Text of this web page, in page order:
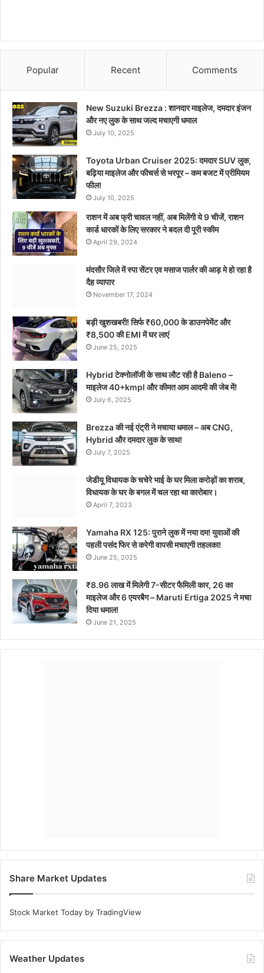
Popular Recent Comments
New Suzuki Brezza : शानदार माइलेज, दमदार इंजन
और नए लुक के साथ जल्द मचाएगी धमाल
July 10, 2025
Toyota Urban Cruiser 2025: दमदार SUV लुक,
बढ़िया माइलेज और फीचर्स से भरपूर – कम बजट में प्रीमियम
फील!
July 10, 2025
राशन में अब फ्री चावल नहीं, अब मिलेंगी ये 9 चीजें, राशन
कार्ड धारकों के लिए सरकार ने बदल दी पूरी स्कीम
April 29, 2024
मंदसौर जिले में स्पा सेंटर एव मसाज पार्लर की आड़ मे हो रहा है
दैह व्यापार
November 17, 2024
बड़ी खुशखबरी! सिर्फ ₹60,000 के डाउनपेमेंट और
₹8,500 की EMI में घर लाएं
June 25, 2025
Hybrid टेक्नोलॉजी के साथ लौट रही है Baleno –
माइलेज 40+kmpl और कीमत आम आदमी की जेब में!
July 6, 2025
Brezza की नई एंट्री ने मचाया धमाल – अब CNG,
Hybrid और दमदार लुक के साथ!
July 7, 2025
जेडीयू विधायक के चचेरे भाई के घर मिला करोड़ों का शराब,
विधायक के घर के बगल में चल रहा था कारोबार।
April 7, 2023
Yamaha RX 125: पुराने लुक में नया दम! युवाओं की
पहली पसंद फिर से करेगी वापसी मचाएगी तहलका!
June 25, 2025
₹8.96 लाख में मिलेगी 7-सीटर फैमिली कार, 26 का
माइलेज और 6 एयरबैग – Maruti Ertiga 2025 ने मचा
दिया धमाल!
June 21, 2025
Share Market Updates
Stock Market Today by TradingView
Weather Updates